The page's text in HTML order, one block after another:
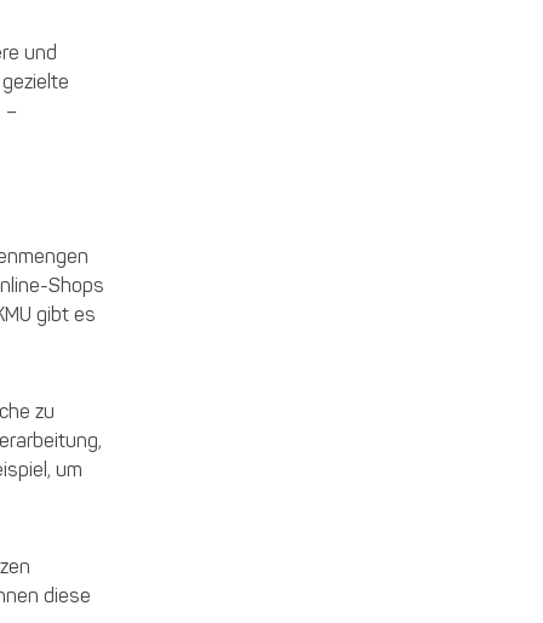
und
–
Shops
gibt es
zu
um
diese